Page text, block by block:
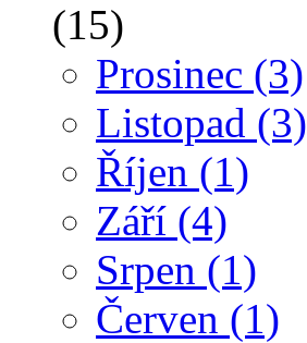
(15)
Prosinec (3)
Listopad (3)
Říjen (1)
Září (4)
Srpen (1)
Červen (1)